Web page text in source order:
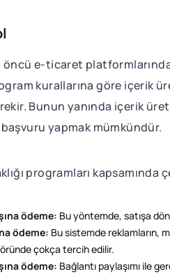
öncü e-ticaret
kurallarına göre içerik
Bunun yanında içerik
yapmak mümkündür.
programları
ödeme: Bu yöntemde, satışa
ödeme: Bu sistemde reklamların,
çokça tercih edilir.
ödeme: Bağlantı paylaşımı ile